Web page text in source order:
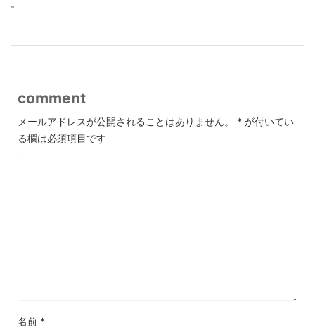
-
comment
メールアドレスが公開されることはありません。 * が付いてい
る欄は必須項目です
名前 *